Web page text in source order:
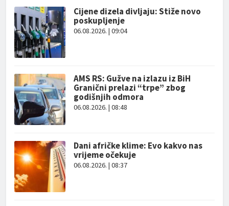
Cijene dizela divljaju: Stiže novo
poskupljenje
06.08.2026. | 09:04
AMS RS: Gužve na izlazu iz BiH
Granični prelazi “trpe” zbog
godišnjih odmora
06.08.2026. | 08:48
Dani afričke klime: Evo kakvo nas
vrijeme očekuje
06.08.2026. | 08:37